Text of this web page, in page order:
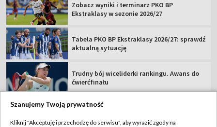
Zobacz wyniki i terminarz PKO BP
Ekstraklasy w sezonie 2026/27
Tabela PKO BP Ekstraklasy 2026/27: sprawdź
aktualną sytuację
Trudny bój wiceliderki rankingu. Awans do
ćwierćfinału
Szanujemy Twoją prywatność
Kliknij "Akceptuję i przechodzę do serwisu", aby wyrazić zgody na